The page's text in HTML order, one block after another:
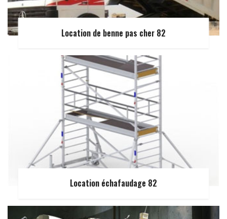
Location de benne pas cher 82
Location échafaudage 82